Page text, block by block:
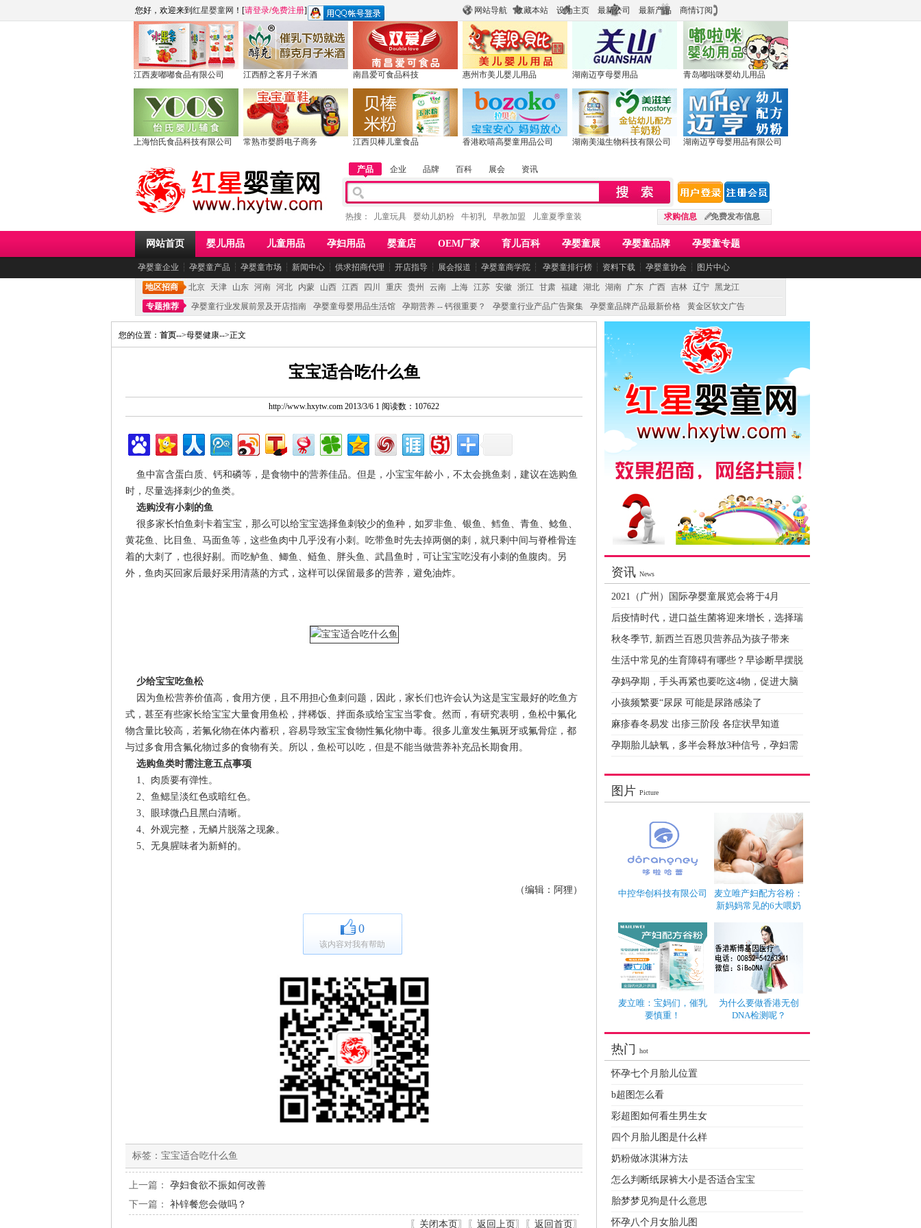
网站导航 收藏本站 设为主页 最新公司 最新产品 商情订阅
您好，欢迎来到 红星婴童网 ！[请登录/免费注册]
江西麦嘟嘟食品有限公司 江西醇之客月子米酒 南昌爱可食品科技 惠州市美儿婴儿用品 湖南迈亨母婴用品 青岛嘟啦咪婴幼儿用品
上海怡氏食品科技有限公司 常熟市婴爵电子商务 江西贝棒儿童食品 香港欧嘻高婴童用品公司 湖南美滋生物科技有限公司 湖南迈亨母婴用品有限公司
产品 企业 品牌 百科 展会 资讯
求购信息 免费发布信息
热搜： 儿童玩具 婴幼儿奶粉 牛初乳 早教加盟 儿童夏季童装
网站首页 婴儿用品 儿童用品 孕妇用品 婴童店 OEM厂家 育儿百科 孕婴童展 孕婴童品牌 孕婴童专题
孕婴童企业 ┆ 孕婴童产品 ┆ 孕婴童市场 ┆ 新闻中心 ┆ 供求招商代理 ┆ 开店指导 ┆ 展会报道 ┆ 孕婴童商学院 ┆ 孕婴童排行榜 ┆ 资料下载 ┆ 孕婴童协会 ┆ 图片中心
地区招商 北京 天津 山东 河南 河北 内蒙 山西 江西 四川 重庆 贵州 云南 上海 江苏 安徽 浙江 甘肃 福建 湖北 湖南 广东 广西 吉林 辽宁 黑龙江
专题推荐
孕婴童行业发展前景及开店指南 孕婴童母婴用品生活馆 孕期营养 -- 钙很重要？ 孕婴童行业产品广告聚集 孕婴童品牌产品最新价格 黄金区软文广告
您的位置： 首页-->母婴健康-->正文
宝宝适合吃什么鱼
http://www.hxytw.com 2013/3/6 1 阅读数：107622
鱼中富含蛋白质、钙和磷等，是食物中的营养佳品。但是，小宝宝年龄小，不太会挑鱼刺，建议在选购鱼
时，尽量选择刺少的鱼类。
选购没有小刺的鱼
很多家长怕鱼刺卡着宝宝，那么可以给宝宝选择鱼刺较少的鱼种，如罗非鱼、银鱼、鳕鱼、青鱼、鲶鱼、
黄花鱼、比目鱼、马面鱼等，这些鱼肉中几乎没有小刺。吃带鱼时先去掉两侧的刺，就只剩中间与脊椎骨连
着的大刺了，也很好剔。而吃鲈鱼、鲫鱼、鲢鱼、胖头鱼、武昌鱼时，可让宝宝吃没有小刺的鱼腹肉。另
外，鱼肉买回家后最好采用清蒸的方式，这样可以保留最多的营养，避免油炸。
少给宝宝吃鱼松
因为鱼松营养价值高，食用方便，且不用担心鱼刺问题，因此，家长们也许会认为这是宝宝最好的吃鱼方
式，甚至有些家长给宝宝大量食用鱼松，拌稀饭、拌面条或给宝宝当零食。然而，有研究表明，鱼松中氟化
物含量比较高，若氟化物在体内蓄积，容易导致宝宝食物性氟化物中毒。很多儿童发生氟斑牙或氟骨症，都
与过多食用含氟化物过多的食物有关。所以，鱼松可以吃，但是不能当做营养补充品长期食用。
选购鱼类时需注意五点事项
1、肉质要有弹性。
2、鱼鳃呈淡红色或暗红色。
3、眼球微凸且黑白清晰。
4、外观完整，无鳞片脱落之现象。
5、无臭腥味者为新鲜的。
（编辑：阿狸）
0
该内容对我有帮助
标签： 宝宝适合吃什么鱼
上一篇： 孕妇食欲不振如何改善
下一篇： 补锌餐您会做吗？
〖 关闭本页〗〖 返回上页〗〖 返回首页〗
资讯 News
2021（广州）国际孕婴童展览会将于4月
后疫情时代，进口益生菌将迎来增长，选择瑞
秋冬季节, 新西兰百恩贝营养品为孩子带来
生活中常见的生育障碍有哪些？早诊断早摆脱
孕妈孕期，手头再紧也要吃这4物，促进大脑
小孩频繁要“尿尿 可能是尿路感染了
麻疹春冬易发 出疹三阶段 各症状早知道
孕期胎儿缺氧，多半会释放3种信号，孕妇需
图片 Picture
中控华创科技有限公司
麦立唯产妇配方谷粉：
新妈妈常见的6大喂奶
麦立唯：宝妈们，催乳
要慎重！
为什么要做香港无创
DNA检测呢？
热门 hot
怀孕七个月胎儿位置
b超图怎么看
彩超图如何看生男生女
四个月胎儿图是什么样
奶粉做冰淇淋方法
怎么判断纸尿裤大小是否适合宝宝
胎梦梦见狗是什么意思
怀孕八个月女胎儿图